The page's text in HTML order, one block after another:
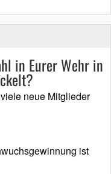
in Eurer Wehr in
neue Mitglieder
ist